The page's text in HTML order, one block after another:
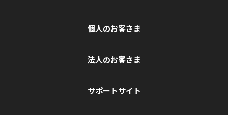
個人のお客さま
法人のお客さま
サポートサイト